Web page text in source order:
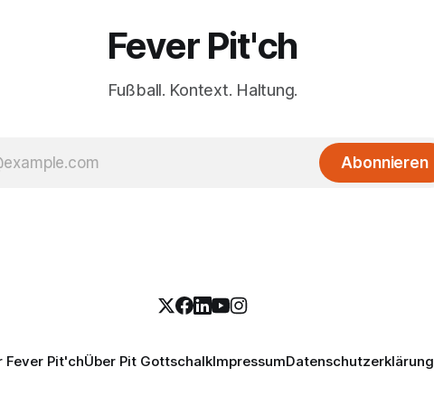
Fever Pit'ch
Fußball. Kontext. Haltung.
Abonnieren
Fever Pit'chÜber Pit GottschalkImpressumDatenschutzerklärung